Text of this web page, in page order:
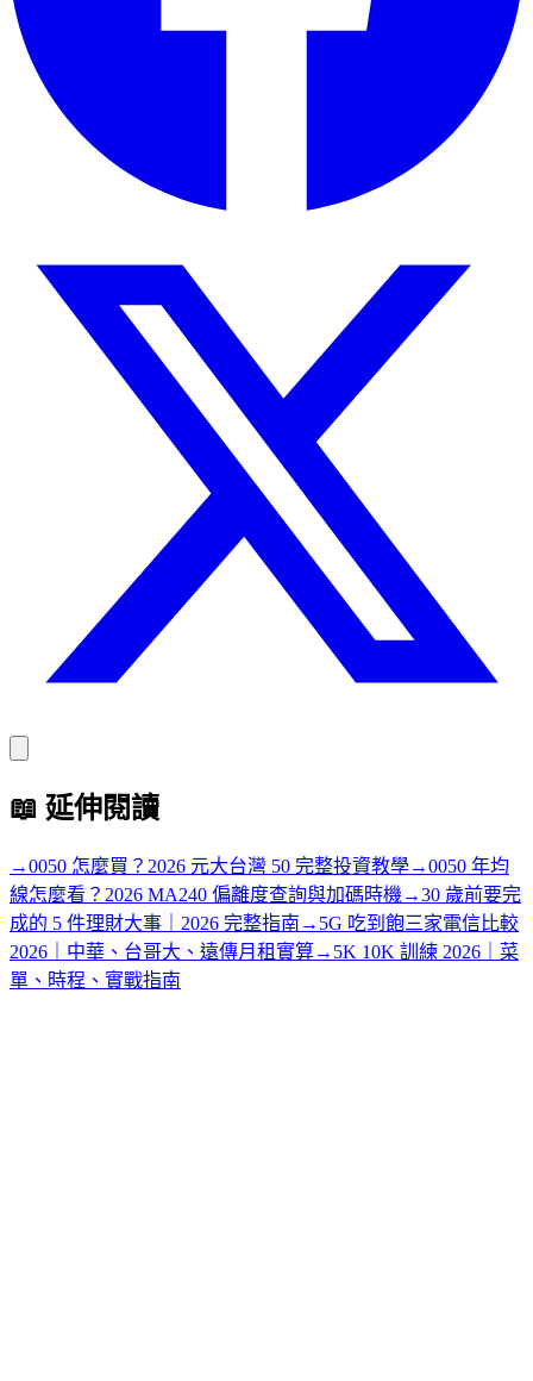
📖 延伸閱讀
→0050 怎麼買？2026 元大台灣 50 完整投資教學→0050 年均
線怎麼看？2026 MA240 偏離度查詢與加碼時機 →30 歲前要完
成的 5 件理財大事｜2026 完整指南 → 5G 吃到飽三家電信比較
2026｜中華、台哥大、遠傳月租實算→ 5K 10K 訓練 2026｜菜
單、時程、實戰指南